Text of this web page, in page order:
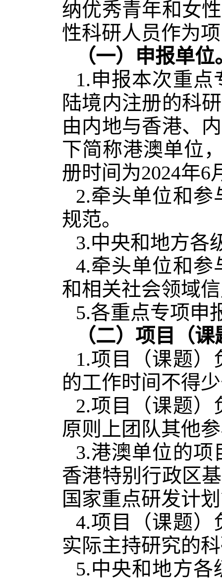
纳优秀青年和女
性科研人员作为
（一）申报单位
1.申报本次重
陆境内注册的科
由内地与香港、
下简称港澳单位
册时间为2024年6
2.牵头单位和
规范。
3.中央和地方各
4.牵头单位和参
和相关社会领域
5.各重点专项申
（二）项目（
1.项目（课题
的工作时间不得
2.项目（课题）
原则上团队其他
3.港澳单位的
香港特别行政区
国家重点研发计
4.项目（课题）
实际主持研究的
5.中央和地方